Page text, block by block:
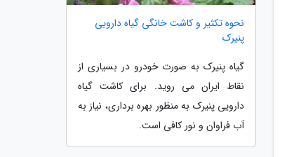
نحوه تکثیر و کاشت خانگی گیاه دارویی
پنیرک
گیاه پنیرک به صورت خودرو در بسیاری از
نقاط ایران می روید. برای کاشت گیاه
دارویی پنیرک به منظور بهره برداری، نیاز به
آب فراوان و نور کافی است.